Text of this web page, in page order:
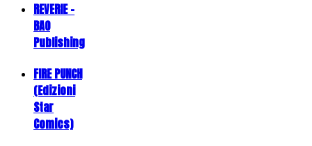
REVERIE -
BAO
Publishing
FIRE PUNCH
(Edizioni
Star
Comics)